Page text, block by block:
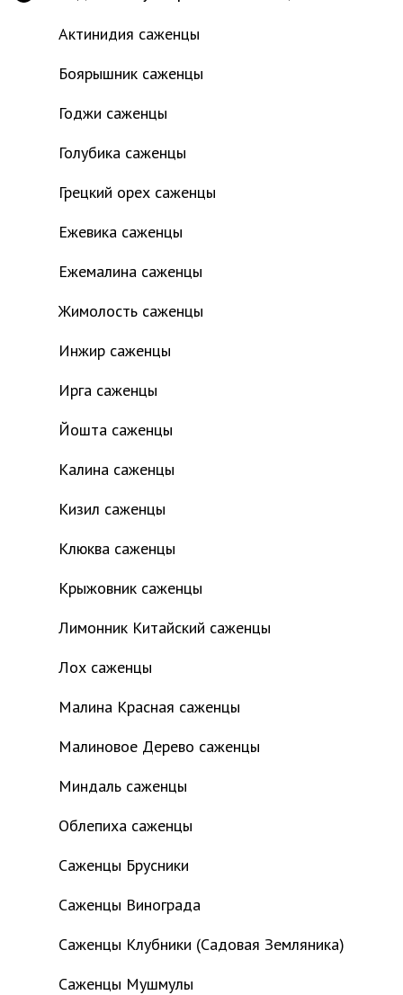
Актинидия саженцы
Боярышник саженцы
Годжи саженцы
Голубика саженцы
Грецкий орех саженцы
Ежевика саженцы
Ежемалина саженцы
Жимолость саженцы
Инжир саженцы
Ирга саженцы
Йошта саженцы
Калина саженцы
Кизил саженцы
Клюква саженцы
Крыжовник саженцы
Лимонник Китайский саженцы
Лох саженцы
Малина Красная саженцы
Малиновое Дерево саженцы
Миндаль саженцы
Облепиха саженцы
Саженцы Брусники
Саженцы Винограда
Саженцы Клубники (Садовая Земляника)
Саженцы Мушмулы